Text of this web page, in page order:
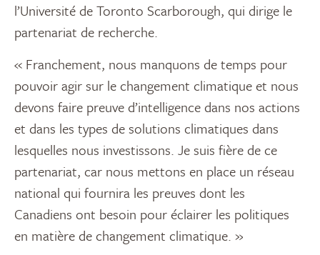
l’Université de Toronto Scarborough, qui dirige le
partenariat de recherche.
« Franchement, nous manquons de temps pour
pouvoir agir sur le changement climatique et nous
devons faire preuve d’intelligence dans nos actions
et dans les types de solutions climatiques dans
lesquelles nous investissons. Je suis fière de ce
partenariat, car nous mettons en place un réseau
national qui fournira les preuves dont les
Canadiens ont besoin pour éclairer les politiques
en matière de changement climatique. »